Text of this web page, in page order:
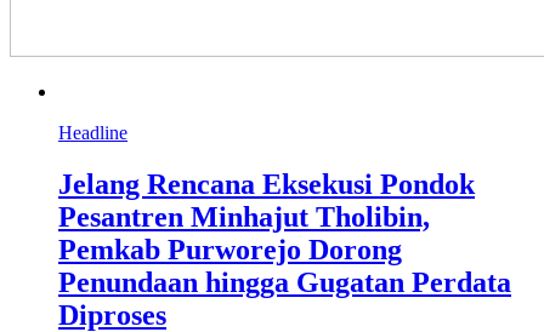
Headline
Jelang Rencana Eksekusi Pondok
Pesantren Minhajut Tholibin,
Pemkab Purworejo Dorong
Penundaan hingga Gugatan Perdata
Diproses